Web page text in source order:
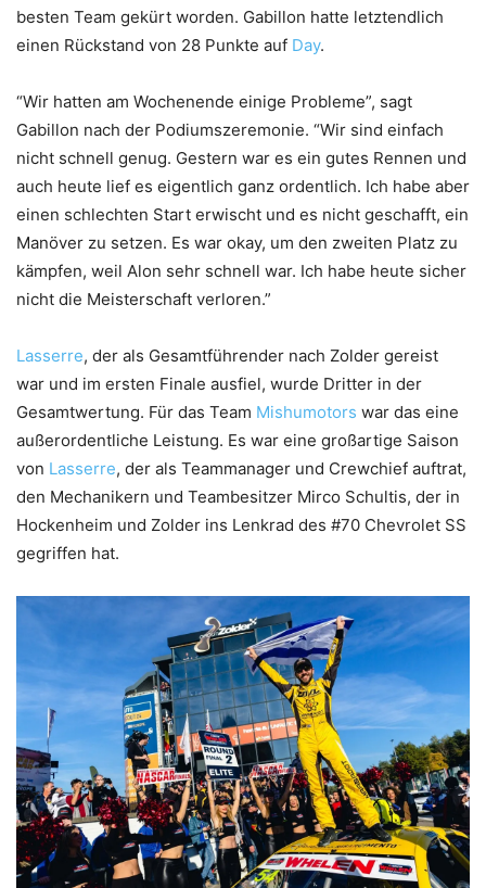
besten Team gekürt worden. Gabillon hatte letztendlich
einen Rückstand von 28 Punkte auf Day.
“Wir hatten am Wochenende einige Probleme”, sagt
Gabillon nach der Podiumszeremonie. “Wir sind einfach
nicht schnell genug. Gestern war es ein gutes Rennen und
auch heute lief es eigentlich ganz ordentlich. Ich habe aber
einen schlechten Start erwischt und es nicht geschafft, ein
Manöver zu setzen. Es war okay, um den zweiten Platz zu
kämpfen, weil Alon sehr schnell war. Ich habe heute sicher
nicht die Meisterschaft verloren.”
Lasserre, der als Gesamtführender nach Zolder gereist
war und im ersten Finale ausfiel, wurde Dritter in der
Gesamtwertung. Für das Team Mishumotors war das eine
außerordentliche Leistung. Es war eine großartige Saison
von Lasserre, der als Teammanager und Crewchief auftrat,
den Mechanikern und Teambesitzer Mirco Schultis, der in
Hockenheim und Zolder ins Lenkrad des #70 Chevrolet SS
gegriffen hat.